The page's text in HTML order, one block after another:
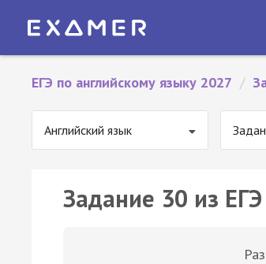
ЕГЭ по английскому языку 2027 /
Английский язык
Задание 30 из